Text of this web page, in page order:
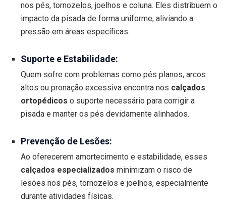
nos pés, tornozelos, joelhos e coluna. Eles distribuem o
impacto da pisada de forma uniforme, aliviando a
pressão em áreas específicas.
Suporte e Estabilidade:
Quem sofre com problemas como pés planos, arcos
altos ou pronação excessiva encontra nos calçados
ortopédicos o suporte necessário para corrigir a
pisada e manter os pés devidamente alinhados.
Prevenção de Lesões:
Ao oferecerem amortecimento e estabilidade, esses
calçados especializados minimizam o risco de
lesões nos pés, tornozelos e joelhos, especialmente
durante atividades físicas.